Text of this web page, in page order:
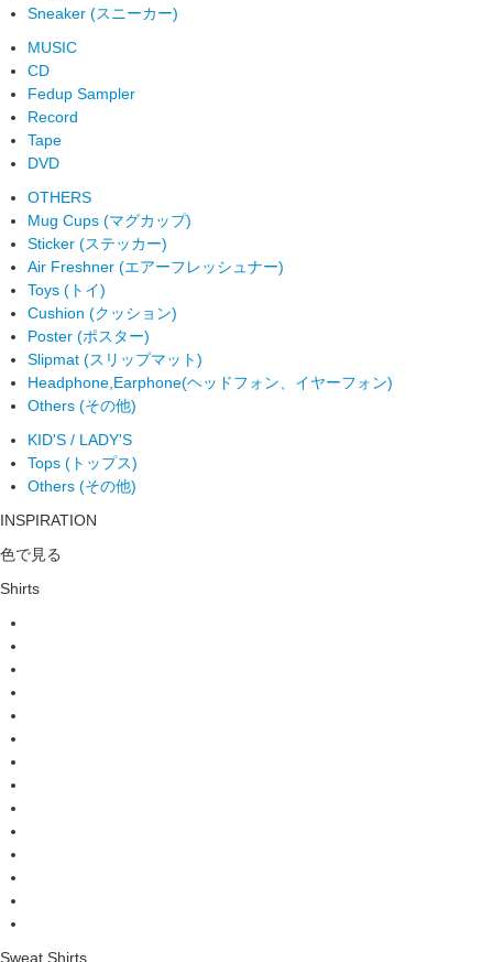
Sneaker (スニーカー)
MUSIC
CD
Fedup Sampler
Record
Tape
DVD
OTHERS
Mug Cups (マグカップ)
Sticker (ステッカー)
Air Freshner (エアーフレッシュナー)
Toys (トイ)
Cushion (クッション)
Poster (ポスター)
Slipmat (スリップマット)
Headphone,Earphone(ヘッドフォン、イヤーフォン)
Others (その他)
KID'S / LADY'S
Tops (トップス)
Others (その他)
INSPIRATION
色で見る
Shirts
Sweat Shirts